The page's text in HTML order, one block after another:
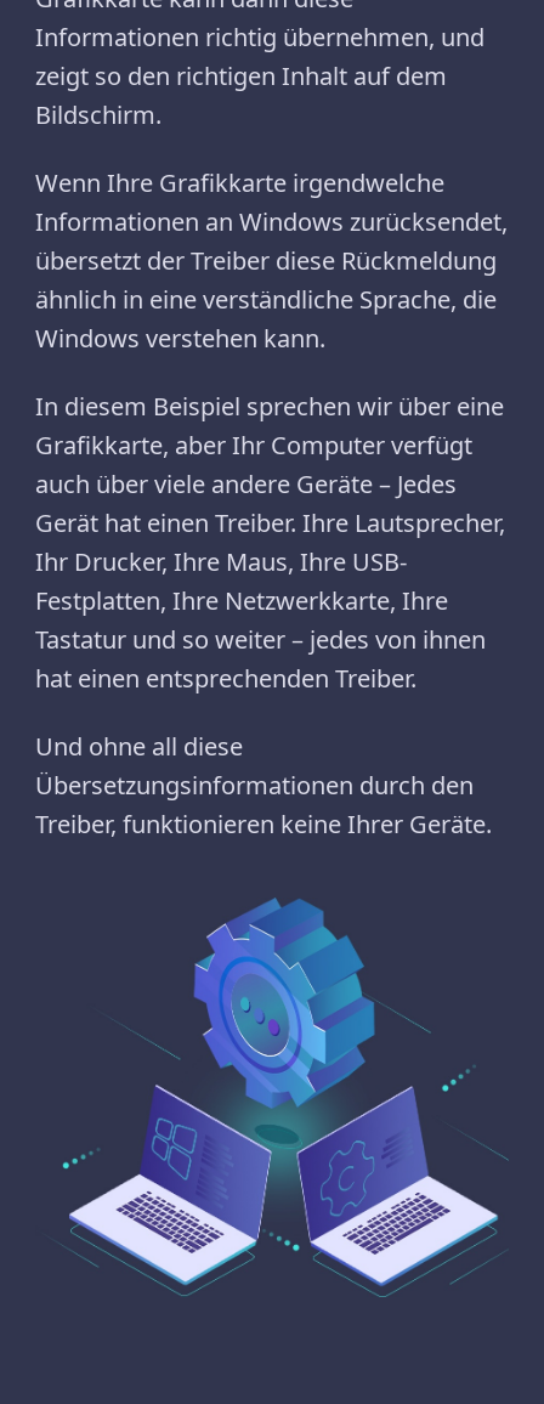
Informationen richtig übernehmen, und
zeigt so den richtigen Inhalt auf dem
Bildschirm.
Wenn Ihre Grafikkarte irgendwelche
Informationen an Windows zurücksendet,
übersetzt der Treiber diese Rückmeldung
ähnlich in eine verständliche Sprache, die
Windows verstehen kann.
In diesem Beispiel sprechen wir über eine
Grafikkarte, aber Ihr Computer verfügt
auch über viele andere Geräte – Jedes
Gerät hat einen Treiber. Ihre Lautsprecher,
Ihr Drucker, Ihre Maus, Ihre USB-
Festplatten, Ihre Netzwerkkarte, Ihre
Tastatur und so weiter – jedes von ihnen
hat einen entsprechenden Treiber.
Und ohne all diese
Übersetzungsinformationen durch den
Treiber, funktionieren keine Ihrer Geräte.